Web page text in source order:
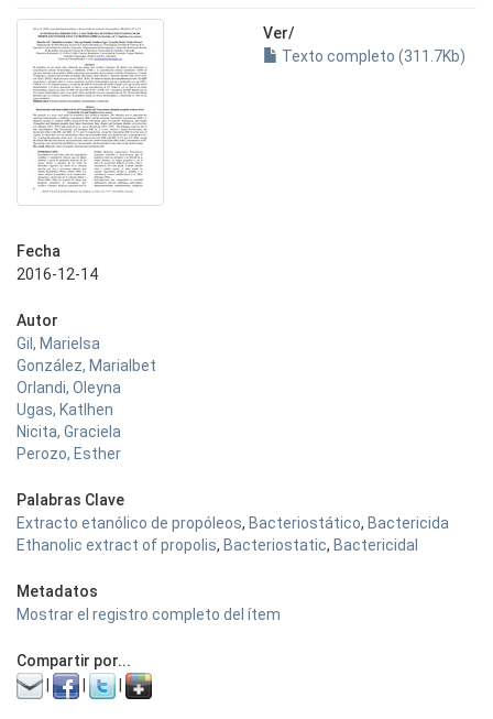
Ver/
Texto completo (311.7Kb)
Fecha
2016-12-14
Autor
Gil, Marielsa
González, Marialbet
Orlandi, Oleyna
Ugas, Katlhen
Nicita, Graciela
Perozo, Esther
Palabras Clave
Extracto etanólico de propóleos, Bacteriostático, Bactericida
Ethanolic extract of propolis, Bacteriostatic, Bactericidal
Metadatos
Mostrar el registro completo del ítem
Compartir por...